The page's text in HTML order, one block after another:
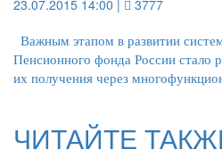
23.07.2015 14:00 | 3777
Важным этапом в развитии
Пенсионного фонда России стало
их получения через
ЧИТАЙТЕ